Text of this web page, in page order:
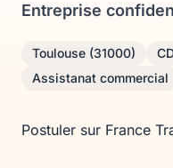
Entreprise
Toulouse (31000)
Assistanat commercial
Postuler sur France